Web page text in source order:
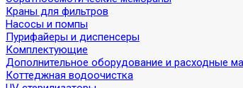
Краны для фильтров
Насосы и помпы
Пурифайеры и диспенсеры
Комплектующие
Дополнительное оборудование и расходные
Коттеджная водоочистка